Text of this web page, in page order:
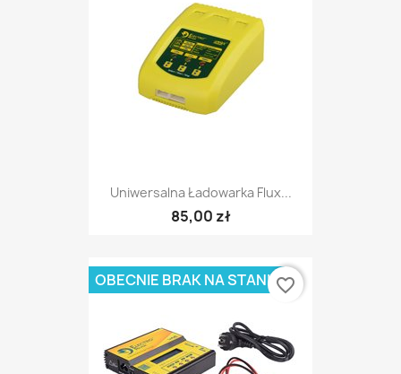
Uniwersalna Ładowarka Flux...
85,00 zł
OBECNIE BRAK NA STANIEfavorite_border